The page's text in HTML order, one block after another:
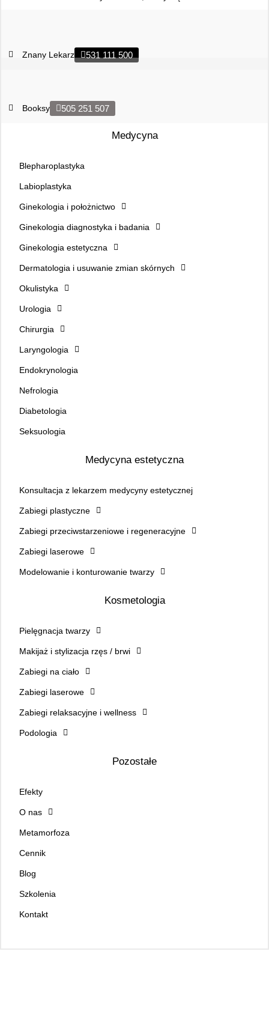
Znany Lekarz 531 111 500
Booksy 505 251 507
Medycyna
Blepharoplastyka
Labioplastyka
Ginekologia i położnictwo
Ginekologia diagnostyka i badania
Ginekologia estetyczna
Dermatologia i usuwanie zmian skórnych
Okulistyka
Urologia
Chirurgia
Laryngologia
Endokrynologia
Nefrologia
Diabetologia
Seksuologia
Medycyna estetyczna
Konsultacja z lekarzem medycyny estetycznej
Zabiegi plastyczne
Zabiegi przeciwstarzeniowe i regeneracyjne
Zabiegi laserowe
Modelowanie i konturowanie twarzy
Kosmetologia
Pielęgnacja twarzy
Makijaż i stylizacja rzęs / brwi
Zabiegi na ciało
Zabiegi laserowe
Zabiegi relaksacyjne i wellness
Podologia
Pozostałe
Efekty
O nas
Metamorfoza
Cennik
Blog
Szkolenia
Kontakt